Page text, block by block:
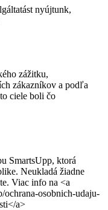
nyújtunk,
zážitku,
zákazníkov a podľa
ciele boli čo
SmartsUpp, ktorá
Neukladá žiadne
Viac info na <a
ochrana-osobnich-udaju-
a>